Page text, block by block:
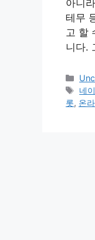
아니
테무
고 할
니다.
네
롯, 온